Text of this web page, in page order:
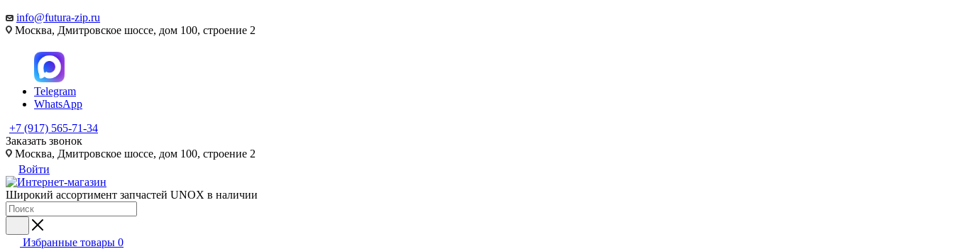
info@futura-zip.ru
Москва, Дмитровское шоссе, дом 100, строение 2
Telegram
WhatsApp
+7 (917) 565-71-34
Заказать звонок
Москва, Дмитровское шоссе, дом 100, строение 2
Войти
Широкий ассортимент запчастей UNOX в наличии
Избранные товары 0